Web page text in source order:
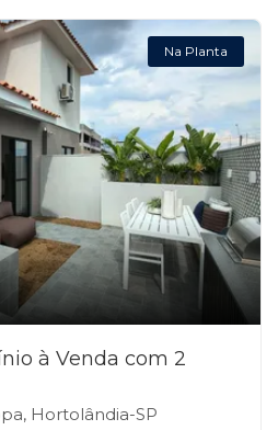
Na Planta
à Venda com 2
Hortolândia-SP